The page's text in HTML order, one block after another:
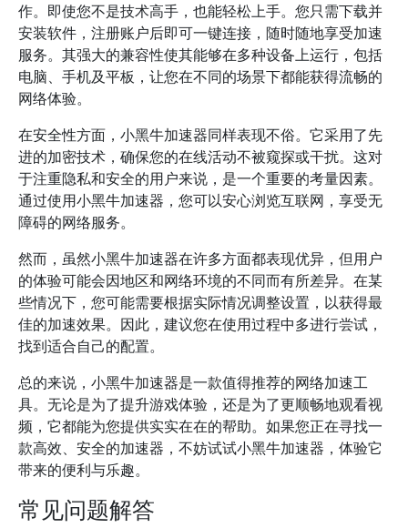
作。即使您不是技术高手，也能轻松上手。您只需下载并
安装软件，注册账户后即可一键连接，随时随地享受加速
服务。其强大的兼容性使其能够在多种设备上运行，包括
电脑、手机及平板，让您在不同的场景下都能获得流畅的
网络体验。
在安全性方面，小黑牛加速器同样表现不俗。它采用了先
进的加密技术，确保您的在线活动不被窥探或干扰。这对
于注重隐私和安全的用户来说，是一个重要的考量因素。
通过使用小黑牛加速器，您可以安心浏览互联网，享受无
障碍的网络服务。
然而，虽然小黑牛加速器在许多方面都表现优异，但用户
的体验可能会因地区和网络环境的不同而有所差异。在某
些情况下，您可能需要根据实际情况调整设置，以获得最
佳的加速效果。因此，建议您在使用过程中多进行尝试，
找到适合自己的配置。
总的来说，小黑牛加速器是一款值得推荐的网络加速工
具。无论是为了提升游戏体验，还是为了更顺畅地观看视
频，它都能为您提供实实在在的帮助。如果您正在寻找一
款高效、安全的加速器，不妨试试小黑牛加速器，体验它
带来的便利与乐趣。
常见问题解答